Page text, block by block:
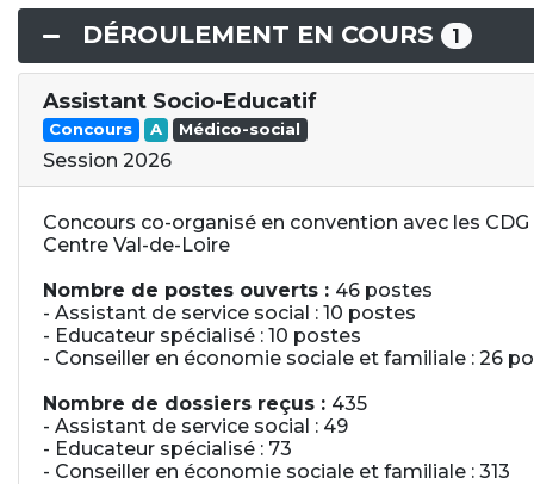
DÉROULEMENT EN COURS 1
Assistant Socio-Educatif
Concours A Médico-social
Session 2026
Concours co-organisé en convention avec les
Centre Val-de-Loire
Nombre de postes ouverts : 46 postes
- Assistant de service social : 10 postes
- Educateur spécialisé : 10 postes
- Conseiller en économie sociale et familiale : 26
Nombre de dossiers reçus : 435
- Assistant de service social : 49
- Educateur spécialisé : 73
- Conseiller en économie sociale et familiale : 313